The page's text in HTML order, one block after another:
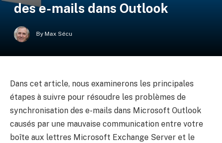
des e-mails dans Outlook
By Max Sécu
Dans cet article, nous examinerons les principales
étapes à suivre pour résoudre les problèmes de
synchronisation des e-mails dans Microsoft Outlook
causés par une mauvaise communication entre votre
boîte aux lettres Microsoft Exchange Server et le